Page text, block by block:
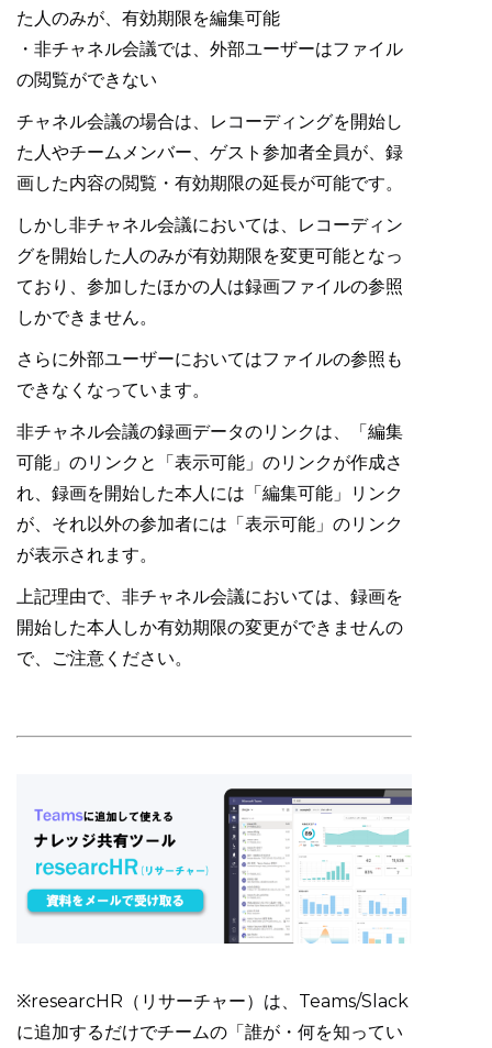
た人のみが、有効期限を編集可能
・非チャネル会議では、外部ユーザーはファイル
の閲覧ができない
チャネル会議の場合は、レコーディングを開始し
た人やチームメンバー、ゲスト参加者全員が、録
画した内容の閲覧・有効期限の延長が可能です。
しかし非チャネル会議においては、レコーディン
グを開始した人のみが有効期限を変更可能となっ
ており、参加したほかの人は録画ファイルの参照
しかできません。
さらに外部ユーザーにおいてはファイルの参照も
できなくなっています。
非チャネル会議の録画データのリンクは、「編集
可能」のリンクと「表示可能」のリンクが作成さ
れ、録画を開始した本人には「編集可能」リンク
が、それ以外の参加者には「表示可能」のリンク
が表示されます。
上記理由で、非チャネル会議においては、録画を
開始した本人しか有効期限の変更ができませんの
で、ご注意ください。
※researcHR（リサーチャー）は、Teams/Slack
に追加するだけでチームの「誰が・何を知ってい